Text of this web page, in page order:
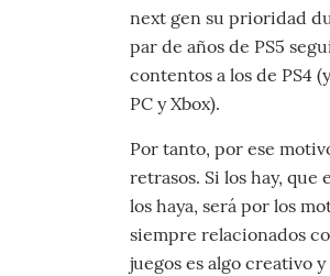
next gen su prioridad
par de años de PS5
contentos a los de PS4
PC y Xbox).
Por tanto, por ese
retrasos. Si los hay, que
los haya, será por los
siempre relacionados
juegos es algo creativo y